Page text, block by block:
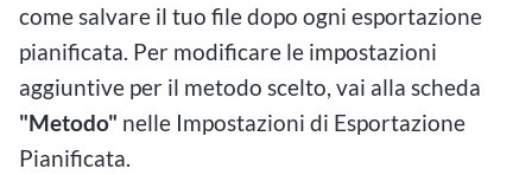
come salvare il tuo file dopo ogni esportazione
pianificata. Per modificare le impostazioni
aggiuntive per il metodo scelto, vai alla scheda
"Metodo" nelle Impostazioni di Esportazione
Pianificata.